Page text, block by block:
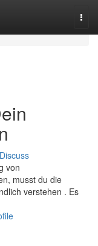
Discuss
von
musst du die
verstehen . Es